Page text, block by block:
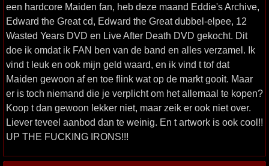
een hardcore Maiden fan, heb deze maand Eddie's Archive,
Edward the Great cd, Edward the Great dubbel-elpee, 12
Wasted Years DVD en Live After Death DVD gekocht. Dit
doe ik omdat ik FAN ben van de band en alles verzamel. Ik
vind t leuk en ook mijn geld waard, en ik vind t tof dat
Maiden gewoon af en toe flink wat op de markt gooit. Maar
er is toch niemand die je verplicht om het allemaal te kopen?
Koop t dan gewoon lekker niet, maar zeik er ook niet over.
Liever teveel aanbod dan te weinig. En t artwork is ook cool!!
UP THE FUCKING IRONS!!!